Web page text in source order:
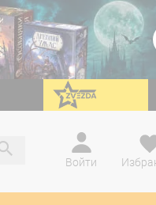
перейти на Zvezda
Войти